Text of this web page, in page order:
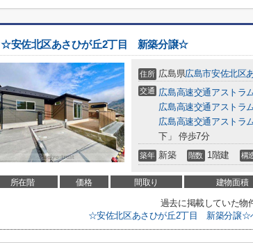
☆安佐北区あさひが丘2丁目 新築分譲☆
住所 広島県広島市安佐北区
交通 広島高速交通アストラ
広島高速交通アストラ
広島高速交通アストラ
下」 停歩7分
築年 新築 階数 1階建 構
所在階 価格 間取り 建物面積
過去に掲載していた物
☆安佐北区あさひが丘2丁目 新築分譲☆